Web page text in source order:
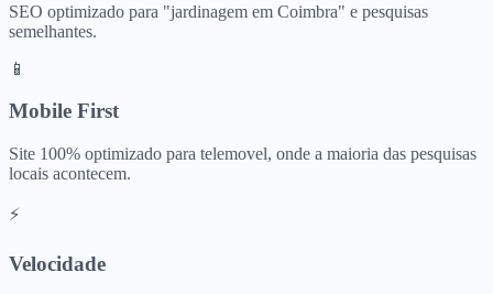
SEO optimizado para "jardinagem em Coimbra" e pesquisas
semelhantes.
📱
Mobile First
Site 100% optimizado para telemovel, onde a maioria das pesquisas
locais acontecem.
⚡
Velocidade